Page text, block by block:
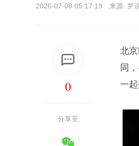
2026-07-08 05:17:19 来源: 罗
0
分享至
北
同
一起